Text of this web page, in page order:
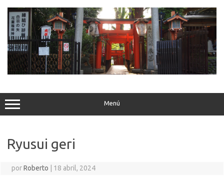
contenido
Menú
Ryusui geri
porRoberto 18 abril, 2024